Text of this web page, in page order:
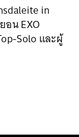
in
อน EXO
Solo และผู้